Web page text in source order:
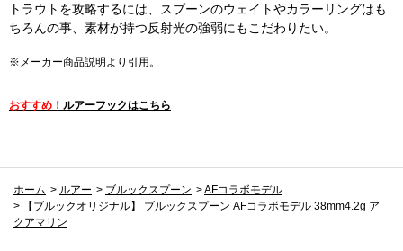
トラウトを攻略するには、スプーンのウェイトやカラーリングはも
ちろんの事、素材が持つ反射光の強弱にもこだわりたい。
※メーカー商品説明より引用。
おすすめ！ ルアーフックはこちら
ホーム > ルアー > ブルックスプーン >AFコラボモデル
>
【ブルックオリジナル】 ブルックスプーン AFコラボモデル 38mm4.2g ア
クアマリン